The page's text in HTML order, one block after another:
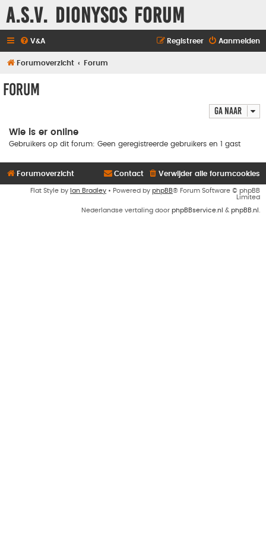
A.S.V. Dionysos Forum
V&A Aanmelden
Registreer
Forumoverzicht Forum
Forum
Ga naar
Wie is er online
Gebruikers op dit forum: Geen geregistreerde gebruikers en 1 gast
Forumoverzicht Verwijder alle forumcookies
Contact
Flat Style by Ian Bradley • Powered by phpBB® Forum Software © phpBB
Limited
Nederlandse vertaling door phpBBservice.nl & phpBB.nl .